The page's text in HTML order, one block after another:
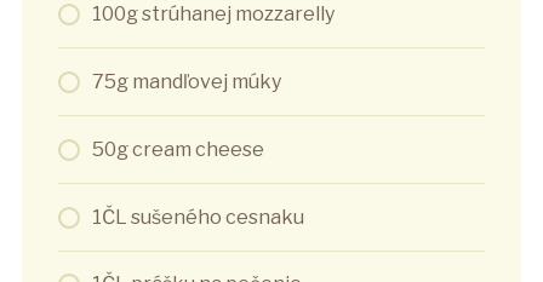
100g strúhanej mozzarelly
75g mandľovej múky
50g cream cheese
1ČL sušeného cesnaku